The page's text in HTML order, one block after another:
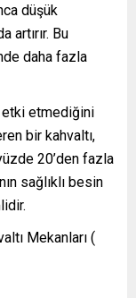
düşük
artırır. Bu
daha fazla
etki etmediğini
bir kahvaltı,
20’den fazla
sağlıklı besin
Mekanları (